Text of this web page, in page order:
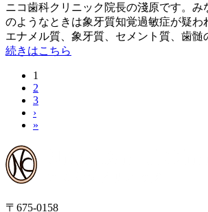
ニコ歯科クリニック院長の淺原です。
のようなときは象牙質知覚過敏症が疑
エナメル質、象牙質、セメント質、歯
続きはこちら
1
2
3
›
»
〒675-0158